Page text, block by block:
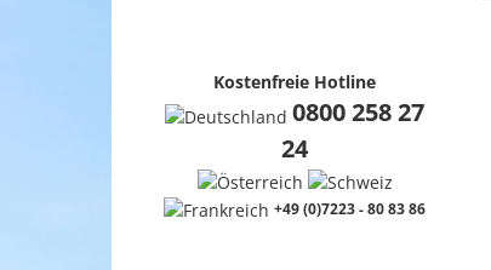
Kostenfreie Hotline
0800 258 27
24
+49 (0)7223 - 80 83 86